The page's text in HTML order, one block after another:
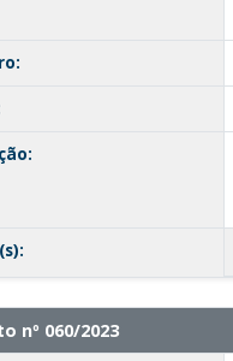
nº 060/2023